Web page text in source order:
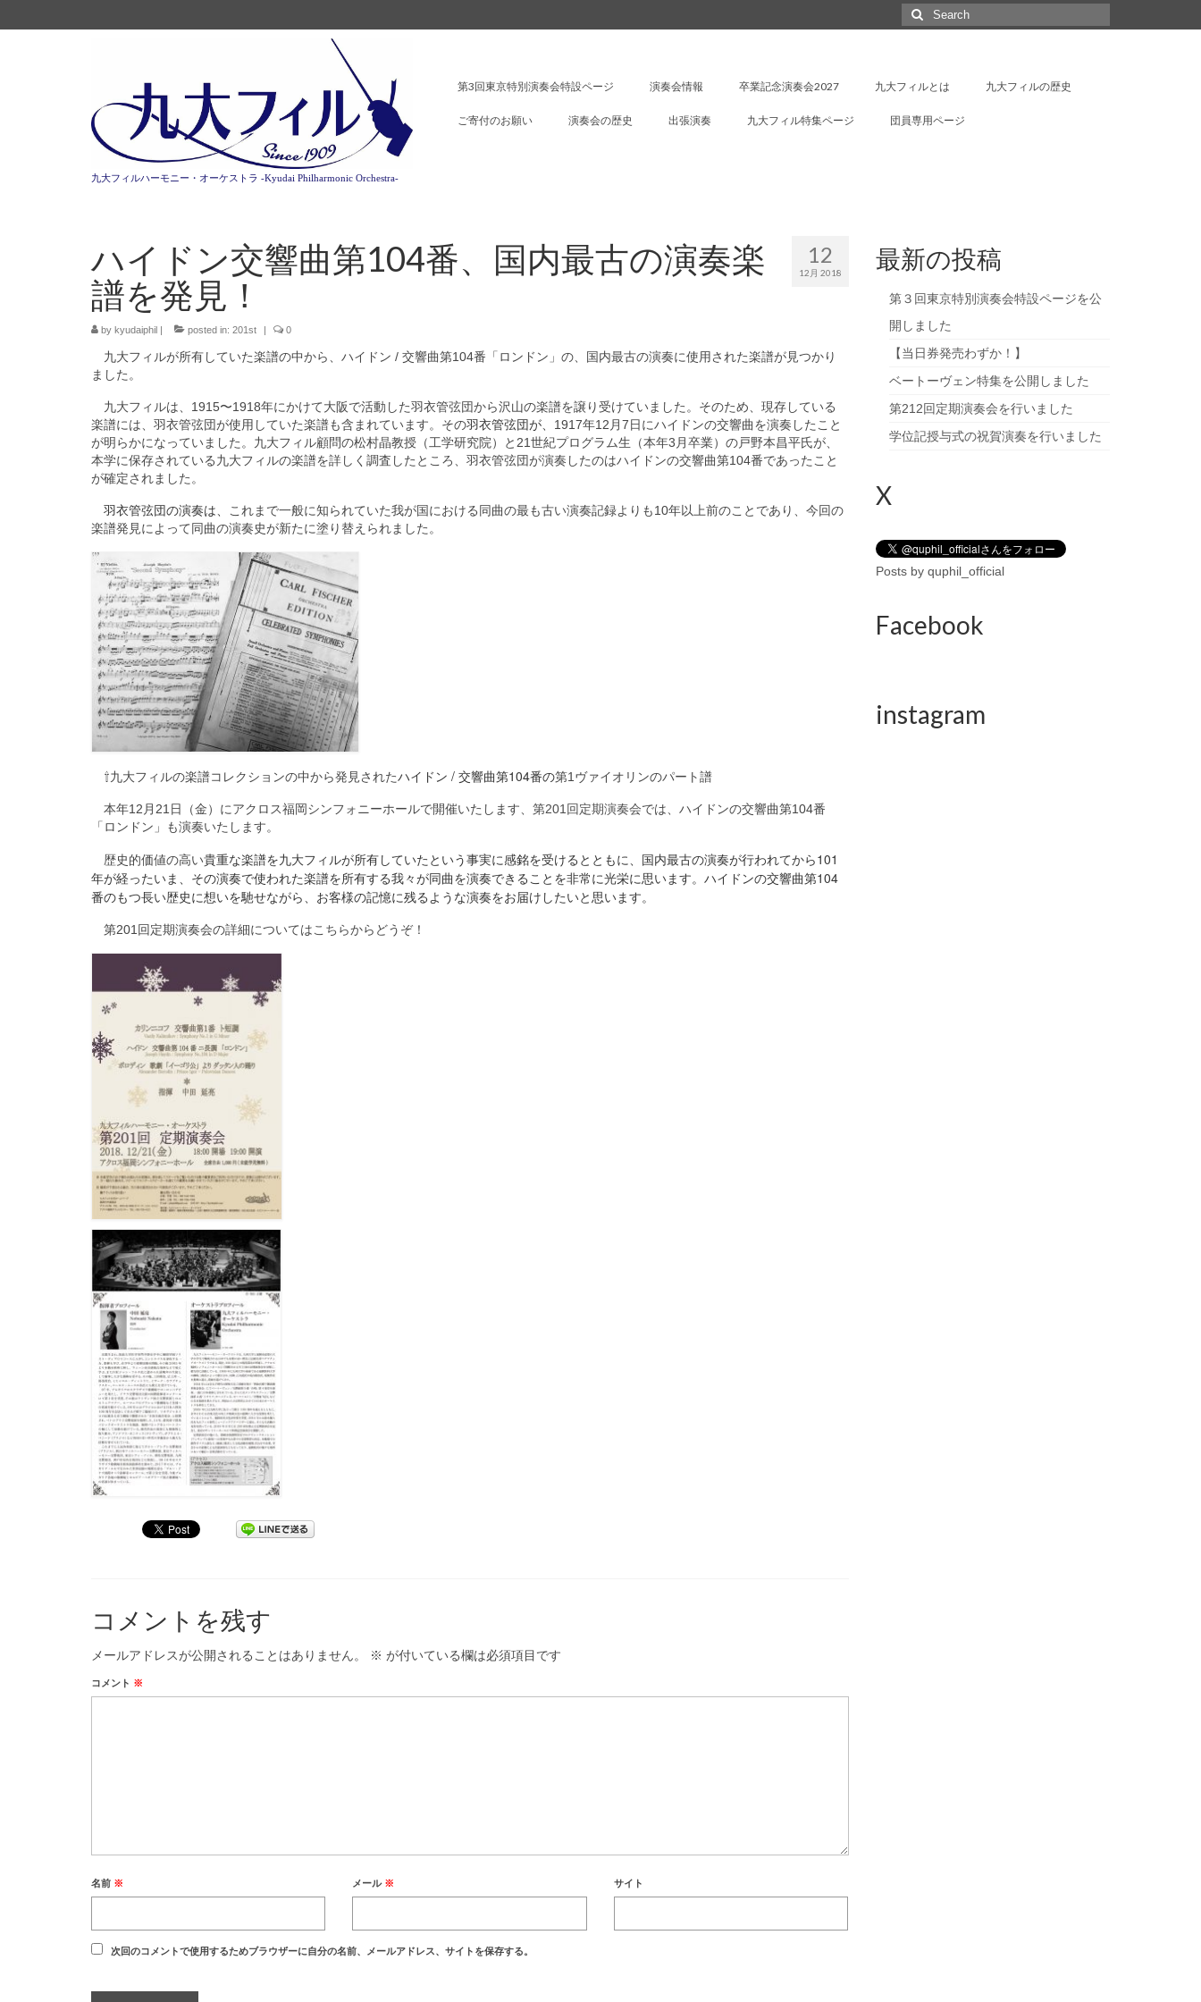
Search
for:
九大フィルハーモニー・オーケストラ -Kyudai Philharmonic Orchestra-
第3回東京特別演奏会特設ページ 演奏会情報 卒業記念演奏会2027 九大フィルとは 九大フィルの歴史
ご寄付のお願い 演奏会の歴史 出張演奏 九大フィル特集ページ 団員専用ページ
12
12月 2018
ハイドン交響曲第104番、国内最古の演奏楽
譜を発見！
by kyudaiphil | posted in: 201st | 0
九大フィルが所有していた楽譜の中から、ハイドン / 交響曲第104番「ロンドン」の、国内最古の演奏に使用された楽譜が見つかり
ました。
九大フィルは、1915〜1918年にかけて大阪で活動した羽衣管弦団から沢山の楽譜を譲り受けていました。そのため、現存している
楽譜には、羽衣管弦団が使用していた楽譜も含まれています。その羽衣管弦団が、 1917年12月7日にハイドンの交響曲を演奏したこと
が明らかになっていました。九大フィル顧問の松村晶教授（工学研究院）と21世紀プログラム生（本年3月卒業）の戸野本昌平氏が、
本学に保存されている九大フィルの楽譜を詳しく調査したところ、羽衣管弦団が演奏したのはハイドンの交響曲第104番であったこと
が確定されました。
羽衣管弦団の演奏は、
これまで一般に知られていた我が国における同曲の最も古い演奏記録よりも10年以上前のことであり、今回の
楽譜発見によって同曲の演奏史が新たに塗り替えられました。
⇧九大フィルの楽譜コレクションの中から発見されたハイドン / 交響曲第104番の第1ヴァイオリンのパート譜
本年12月21日（金）にアクロス福岡シンフォニーホールで開催いたします、 第201回定期演奏会では、ハイドンの交響曲第104番
「ロンドン」も演奏いたします。
歴史的価値の高い貴重な楽譜を九大フィルが所有していたという事実に感銘を受けるとともに、国内最古の演奏が行われてから101
年が経ったいま、その演奏で使われた楽譜を所有する我々が同曲を演奏できることを非常に光栄に思います。ハイドンの交響曲第104
番のもつ長い歴史に想いを馳せながら、お客様の記憶に残るような演奏をお届けしたいと思います。
第201回定期演奏会の詳細についてはこちらからどうぞ！
コメントを残す
メールアドレスが公開されることはありません。 ※ が付いている欄は必須項目です
コメント ※
名前 ※ メール ※ サイト
次回のコメントで使用するためブラウザーに自分の名前、メールアドレス、サイトを保存する。
最新の投稿
第３回東京特別演奏会特設ページを公
開しました
【当日券発売わずか！】
ベートーヴェン特集を公開しました
第212回定期演奏会を行いました
学位記授与式の祝賀演奏を行いました
X
Posts by quphil_official
Facebook
instagram